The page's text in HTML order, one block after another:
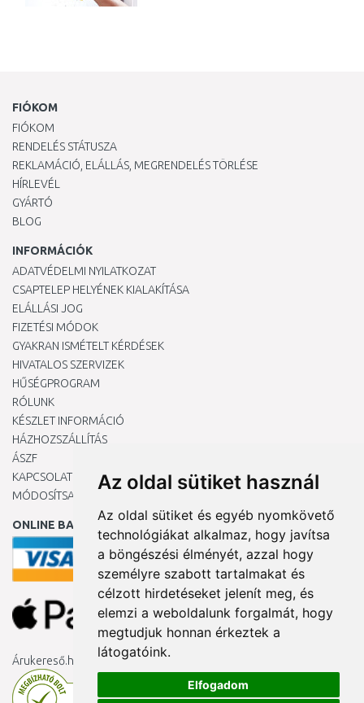
Az oldal sütiket használ
Az oldal sütiket és egyéb nyomkövető
technológiákat alkalmaz, hogy javítsa
a böngészési élményét, azzal hogy
személyre szabott tartalmakat és
célzott hirdetéseket jelenít meg, és
elemzi a weboldalunk forgalmát, hogy
megtudjuk honnan érkeztek a
látogatóink.
Elfogadom
FIÓKOM
FIÓKOM
RENDELÉS STÁTUSZA
REKLAMÁCIÓ, ELÁLLÁS, MEGRENDELÉS TÖRLÉSE
HÍRLEVÉL
GYÁRTÓ
BLOG
INFORMÁCIÓK
ADATVÉDELMI NYILATKOZAT
CSAPTELEP HELYÉNEK KIALAKÍTÁSA
ELÁLLÁSI JOG
FIZETÉSI MÓDOK
GYAKRAN ISMÉTELT KÉRDÉSEK
HIVATALOS SZERVIZEK
HŰSÉGPROGRAM
RÓLUNK
KÉSZLET INFORMÁCIÓ
HÁZHOZSZÁLLÍTÁS
ÁSZF
KAPCSOLAT
MÓDOSÍTSA A COOKIE-BEÁLLÍTÁSAIMAT
ONLINE BANKKÁRTYÁVAL
Árukereső.hu